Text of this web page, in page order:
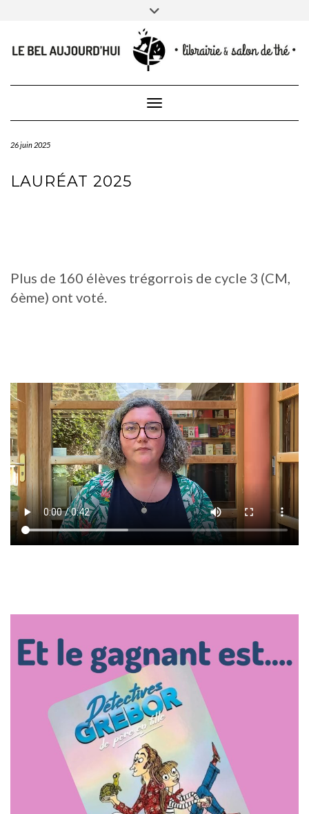
CONTACTEZ-NOUS
Toggle
Toggle Navigation
26 juin 2025
LAURÉAT 2025
Plus de 160 élèves trégorrois de cycle 3 (CM,
6ème) ont voté.